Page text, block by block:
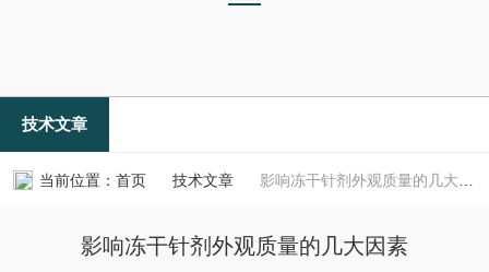
技术文章
当前位置： 首页 技术文章 影响冻干针剂外观质量的几大因素
影响冻干针剂外观质量的几大因素